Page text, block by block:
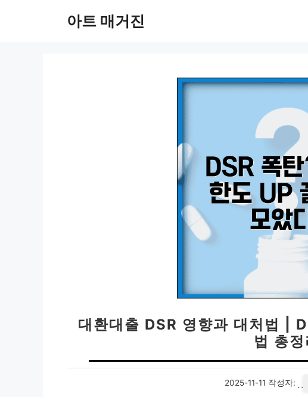
아트 매거진
대환대출 DSR 영향과 대처법 |
법 총정
2025-11-11 작성자: